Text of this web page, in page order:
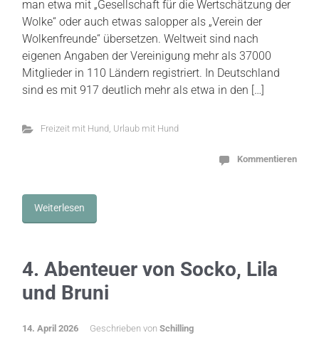
man etwa mit „Gesellschaft für die Wertschätzung der
Wolke“ oder auch etwas salopper als „Verein der
Wolkenfreunde“ übersetzen. Weltweit sind nach
eigenen Angaben der Vereinigung mehr als 37000
Mitglieder in 110 Ländern registriert. In Deutschland
sind es mit 917 deutlich mehr als etwa in den […]
Freizeit mit Hund, Urlaub mit Hund
Kommentieren
Weiterlesen
4. Abenteuer von Socko, Lila
und Bruni
14. April 2026 Geschrieben von Schilling